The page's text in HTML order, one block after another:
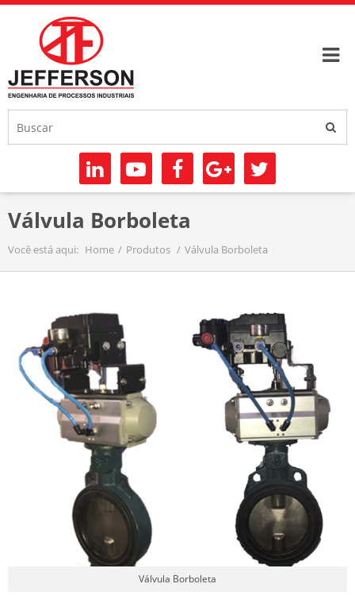
Válvula Borboleta
Você está aqui: Home Produtos Válvula Borboleta
Válvula Borboleta